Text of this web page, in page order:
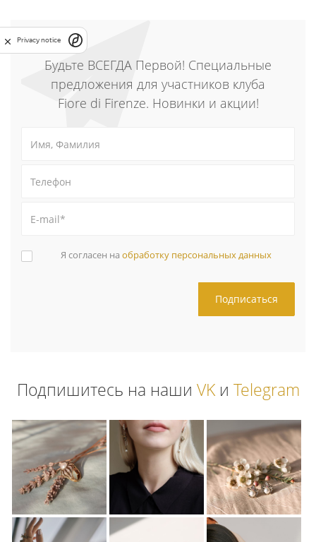
Будьте ВСЕГДА Первой! Специальные
предложения для участников клуба
Fiore di Firenze. Новинки и акции!
Я согласен на обработку персональных данных
Подпишитесь на наши VKи Telegram
Privacy notice